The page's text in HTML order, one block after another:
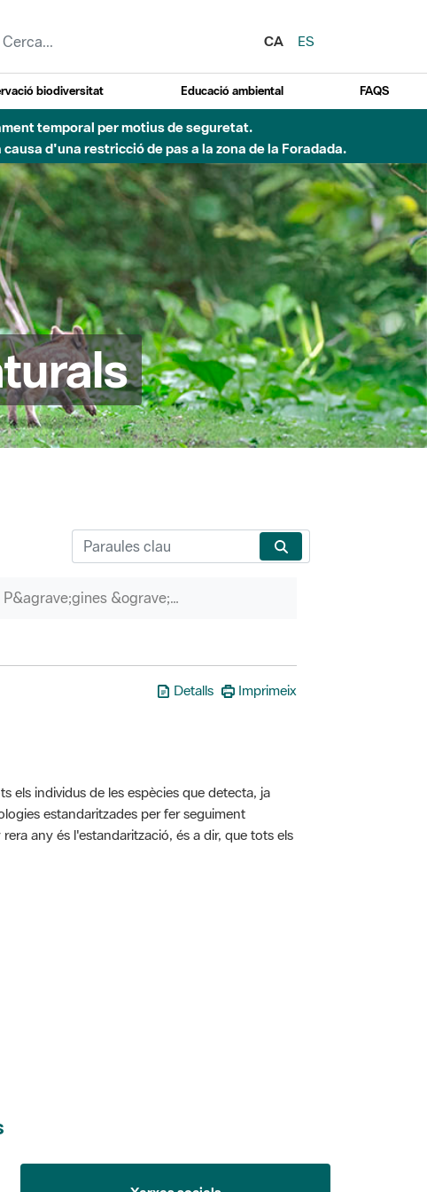
CA
ES
biodiversitat Educació ambiental FAQS
temporal per motius de seguretat.
d'una restricció de pas a la zona de la Foradada.
P&agrave;gines &ograve;rfenes
Detalls Imprimeix
els individus de les espècies que detecta, ja
estandaritzades per fer seguiment
any és l'estandarització, és a dir, que tots els
de 5.